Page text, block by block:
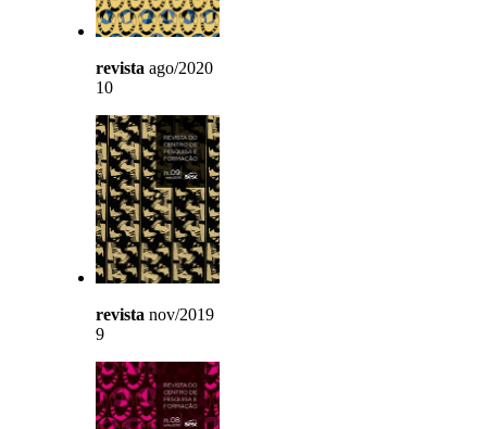
revista ago/2020
10
revista nov/2019
9